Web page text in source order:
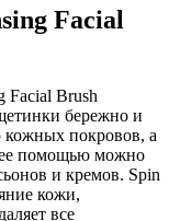
Facial
Facial Brush
бережно и
кожных покровов, а
помощью можно
и кремов. Spin
кожи,
все